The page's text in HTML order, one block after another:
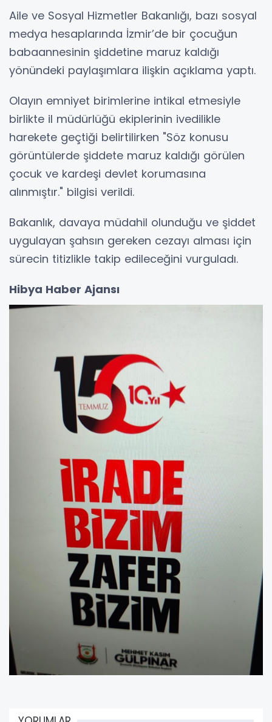
Aile ve Sosyal Hizmetler Bakanlığı, bazı sosyal
medya hesaplarında İzmir’de bir çocuğun
babaannesinin şiddetine maruz kaldığı
yönündeki paylaşımlara ilişkin açıklama yaptı.
Olayın emniyet birimlerine intikal etmesiyle
birlikte il müdürlüğü ekiplerinin ivedilikle
harekete geçtiği belirtilirken "Söz konusu
görüntülerde şiddete maruz kaldığı görülen
çocuk ve kardeşi devlet korumasına
alınmıştır." bilgisi verildi.
Bakanlık, davaya müdahil olunduğu ve şiddet
uygulayan şahsın gereken cezayı alması için
sürecin titizlikle takip edileceğini vurguladı.
Hibya Haber Ajansı